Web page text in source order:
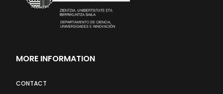
MORE INFORMATION
CONTACT